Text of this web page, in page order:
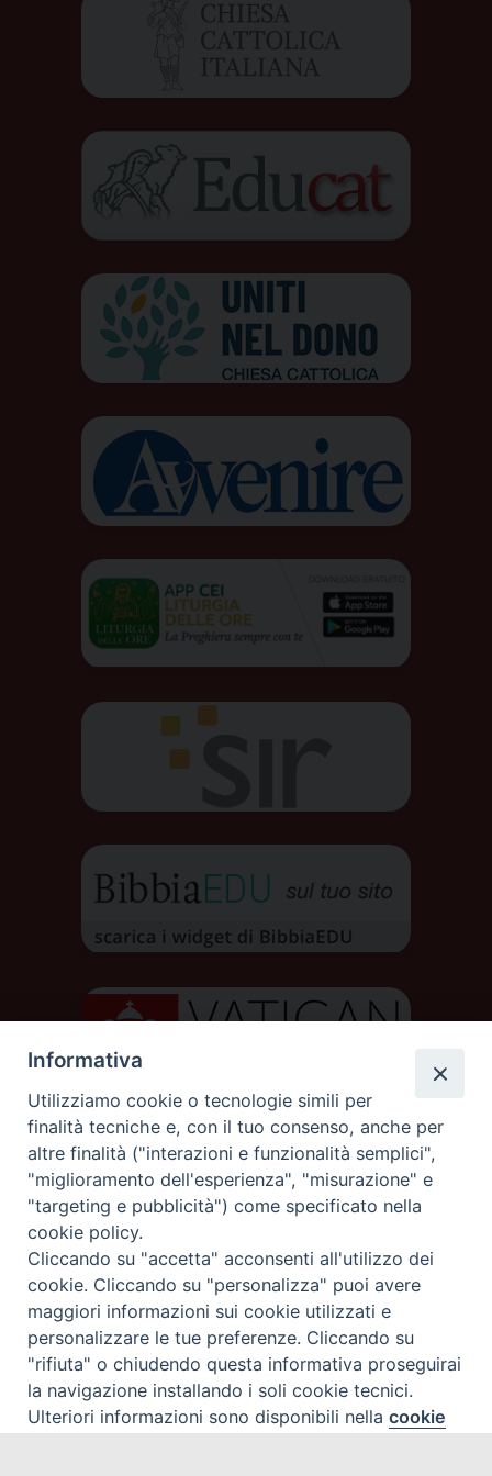
DIOCESI DI AOSTA
DIOCÈSE D'AOSTE
Rue Mgr de Sales 3/A 11100 Aosta
tel. 0165.238515 | fax: 0165.238517
C.F. 91011930079
privacy policy
Preferenze Cookie
Informativa
Utilizziamo cookie o tecnologie simili per
finalità tecniche e, con il tuo consenso, anche per
altre finalità ("interazioni e funzionalità semplici",
"miglioramento dell'esperienza", "misurazione" e
"targeting e pubblicità") come specificato nella
cookie policy.
Cliccando su "accetta" acconsenti all'utilizzo dei
cookie. Cliccando su "personalizza" puoi avere
maggiori informazioni sui cookie utilizzati e
personalizzare le tue preferenze. Cliccando su
"rifiuta" o chiudendo questa informativa proseguirai
la navigazione installando i soli cookie tecnici.
Ulteriori informazioni sono disponibili nellacookie